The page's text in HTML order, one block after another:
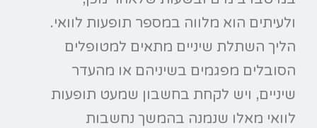
ולעיתים הוא מלווה במספר תופעות לוואי.
הליך השתלת שיניים מתאים למטופלים
הסובלים מפגמים בשיניהם או מהעדר
שיניים, ויש לקחת בחשבון שמעט תופעות
לוואי מאלו שנמנה בהמשך נחשבות